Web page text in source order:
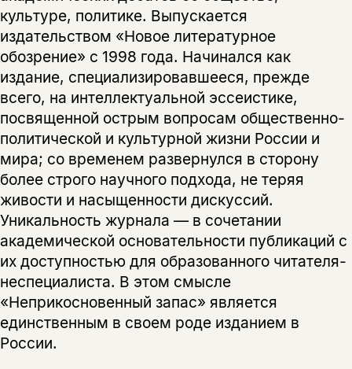
культуре, политике. Выпускается
издательством «Новое литературное
обозрение» с 1998 года. Начинался как
издание, специализировавшееся, прежде
всего, на интеллектуальной эссеистике,
посвященной острым вопросам общественно-
политической и культурной жизни России и
мира; со временем развернулся в сторону
более строго научного подхода, не теряя
живости и насыщенности дискуссий.
Уникальность журнала — в сочетании
академической основательности публикаций с
их доступностью для образованного читателя-
неспециалиста. В этом смысле
«Неприкосновенный запас» является
единственным в своем роде изданием в
России.
нет, вернуться назад